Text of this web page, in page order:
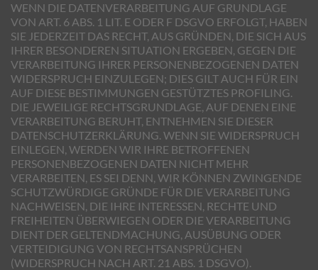
WENN DIE DATENVERARBEITUNG AUF GRUNDLAGE
VON ART. 6 ABS. 1 LIT. E ODER F DSGVO ERFOLGT, HABEN
SIE JEDERZEIT DAS RECHT, AUS GRÜNDEN, DIE SICH AUS
IHRER BESONDEREN SITUATION ERGEBEN, GEGEN DIE
VERARBEITUNG IHRER PERSONENBEZOGENEN DATEN
WIDERSPRUCH EINZULEGEN; DIES GILT AUCH FÜR EIN
AUF DIESE BESTIMMUNGEN GESTÜTZTES PROFILING.
DIE JEWEILIGE RECHTSGRUNDLAGE, AUF DENEN EINE
VERARBEITUNG BERUHT, ENTNEHMEN SIE DIESER
DATENSCHUTZERKLÄRUNG. WENN SIE WIDERSPRUCH
EINLEGEN, WERDEN WIR IHRE BETROFFENEN
PERSONENBEZOGENEN DATEN NICHT MEHR
VERARBEITEN, ES SEI DENN, WIR KÖNNEN ZWINGENDE
SCHUTZWÜRDIGE GRÜNDE FÜR DIE VERARBEITUNG
NACHWEISEN, DIE IHRE INTERESSEN, RECHTE UND
FREIHEITEN ÜBERWIEGEN ODER DIE VERARBEITUNG
DIENT DER GELTENDMACHUNG, AUSÜBUNG ODER
VERTEIDIGUNG VON RECHTSANSPRÜCHEN
(WIDERSPRUCH NACH ART. 21 ABS. 1 DSGVO).